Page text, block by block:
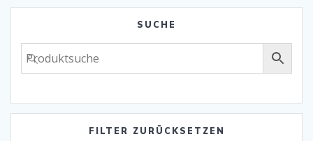
SUCHE
FILTER ZURÜCKSETZEN